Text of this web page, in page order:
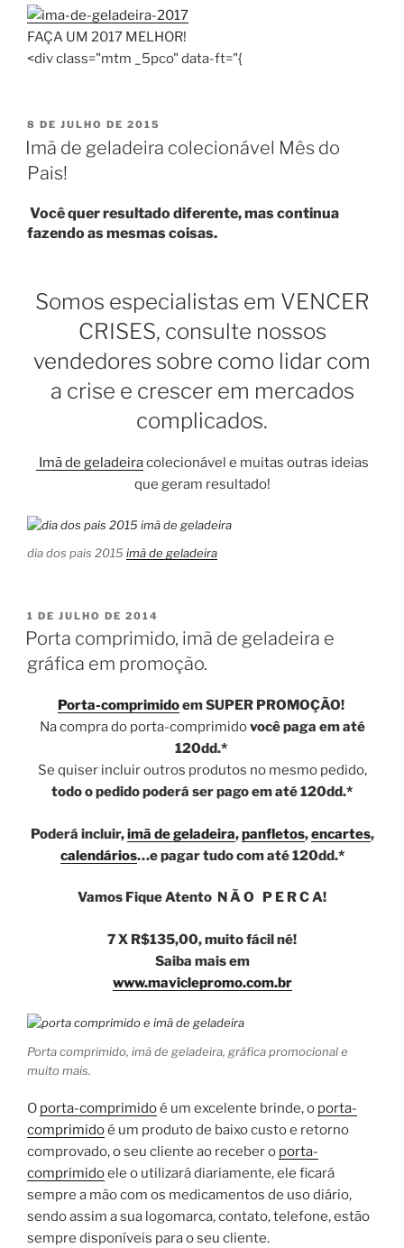
FAÇA UM 2017 MELHOR!
<div class="mtm _5pco" data-ft="{
PUBLICADO
EM
8 DE JULHO DE 2015
Imã de geladeira colecionável Mês do
Pais!
Você quer resultado diferente, mas continua
fazendo as mesmas coisas.
Somos especialistas em VENCER
CRISES, consulte nossos
vendedores sobre como lidar com
a crise e crescer em mercados
complicados.
Imã de geladeiracolecionável e muitas outras ideias
que geram resultado!
dia dos pais 2015 imã de geladeira
PUBLICADO
EM
1 DE JULHO DE 2014
Porta comprimido, imã de geladeira e
gráfica em promoção.
Porta-comprimidoem SUPER PROMOÇÃO!
Na compra do porta-comprimidovocê paga em até
120dd.*
Se quiser incluir outros produtos no mesmo pedido,
todo o pedido poderá ser pago em até 120dd.*
Poderá incluir,imã de geladeira,panfletos,encartes,
calendários…e pagar tudo com até 120dd.*
Vamos Fique Atento N Ã O P E R C A!
7 X R$135,00, muito fácil né!
Saiba mais em
www.maviclepromo.com.br
Porta comprimido, imã de geladeira, gráfica promocional e
muito mais.
O porta-comprimidoé um excelente brinde, o porta-
comprimidoé um produto de baixo custo e retorno
comprovado, o seu cliente ao receber o porta-
comprimidoele o utilizará diariamente, ele ficará
sempre a mão com os medicamentos de uso diário,
sendo assim a sua logomarca, contato, telefone, estão
sempre disponíveis para o seu cliente.